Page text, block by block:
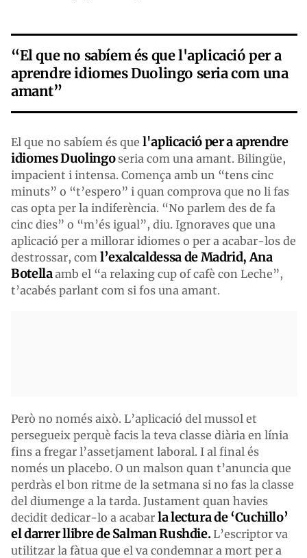
“El que no sabíem és que l'aplicació per a
aprendre idiomes Duolingo seria com una
amant”
El que no sabíem és que l'aplicació per a aprendre
idiomes Duolingoseria com una amant. Bilingüe,
impacient i intensa. Comença amb un “tens cinc
minuts” o “t’espero” i quan comprova que no li fas
cas opta per la indiferència. “No parlem des de fa
cinc dies” o “m’és igual”, diu. Ignoraves que una
aplicació per a millorar idiomes o per a acabar-los de
destrossar, com l’exalcaldessa de Madrid, Ana
Botellaamb el “a relaxing cup of cafè con Leche”,
t’acabés parlant com si fos una amant.
Però no només això. L’aplicació del mussol et
persegueix perquè facis la teva classe diària en línia
fins a fregar l’assetjament laboral. I al final és
només un placebo. O un malson quan t’anuncia que
perdràs el bon ritme de la setmana si no fas la classe
del diumenge a la tarda. Justament quan havies
decidit dedicar-lo a acabar la lectura de ‘Cuchillo’
el darrer llibre de Salman Rushdie.L’escriptor va
utilitzar la fàtua que el va condemnar a mort per a